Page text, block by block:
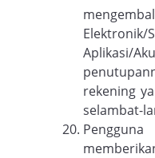
Aplikasi/
rekening
selambat-